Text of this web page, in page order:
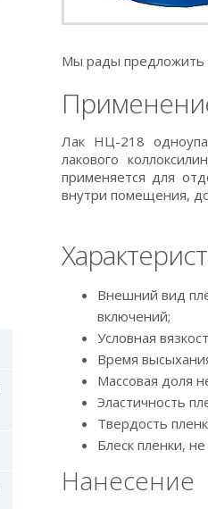
Мы рады предложить
Лак НЦ-218
лакового
применяется для
внутри помещения,
Внешний вид
включений;
Условная
Время
Массовая доля
Эластичность
Твердость
Блеск пленки,
Нанесение